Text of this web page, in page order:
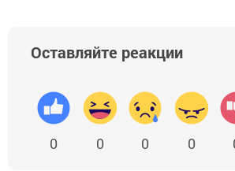
Оставляйте реакции
0 0 0 0